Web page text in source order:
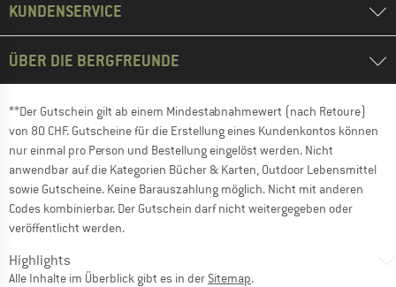
KUNDENSERVICE
ÜBER DIE BERGFREUNDE
**Der Gutschein gilt ab einem Mindestabnahmewert (nach Retoure)
von 80 CHF. Gutscheine für die Erstellung eines Kundenkontos können
nur einmal pro Person und Bestellung eingelöst werden. Nicht
anwendbar auf die Kategorien Bücher & Karten, Outdoor Lebensmittel
sowie Gutscheine. Keine Barauszahlung möglich. Nicht mit anderen
Codes kombinierbar. Der Gutschein darf nicht weitergegeben oder
veröffentlicht werden.
Highlights
Alle Inhalte im Überblick gibt es in der Sitemap.